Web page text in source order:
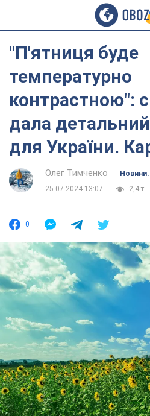
"П'ятниця буде
температурно
контрастною":
дала
для України.
Олег Тимченко
25.07.2024 13:07
2,4 т.
0